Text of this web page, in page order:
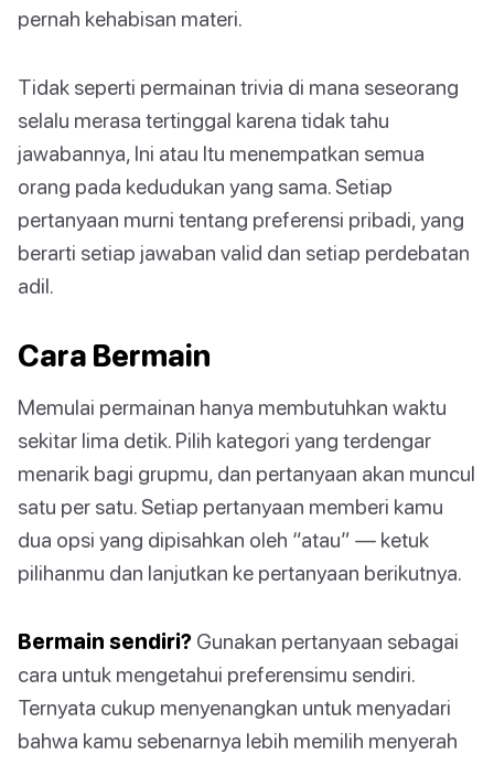
pernah kehabisan materi.
Tidak seperti permainan trivia di mana seseorang
selalu merasa tertinggal karena tidak tahu
jawabannya, Ini atau Itu menempatkan semua
orang pada kedudukan yang sama. Setiap
pertanyaan murni tentang preferensi pribadi, yang
berarti setiap jawaban valid dan setiap perdebatan
adil.
Cara Bermain
Memulai permainan hanya membutuhkan waktu
sekitar lima detik. Pilih kategori yang terdengar
menarik bagi grupmu, dan pertanyaan akan muncul
satu per satu. Setiap pertanyaan memberi kamu
dua opsi yang dipisahkan oleh “atau” — ketuk
pilihanmu dan lanjutkan ke pertanyaan berikutnya.
Bermain sendiri? Gunakan pertanyaan sebagai
cara untuk mengetahui preferensimu sendiri.
Ternyata cukup menyenangkan untuk menyadari
bahwa kamu sebenarnya lebih memilih menyerah